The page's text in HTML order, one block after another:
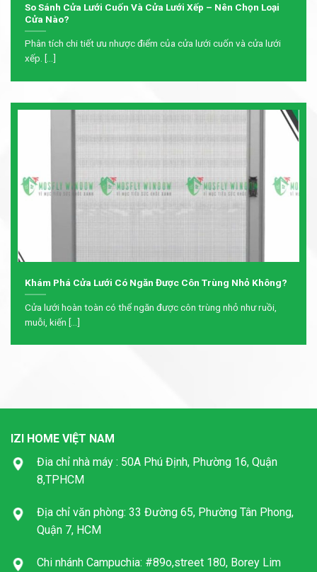
So Sánh Cửa Lưới Cuốn Và Cửa Lưới Xếp – Nên Chọn Loại
Cửa Nào?
Phân tích chi tiết ưu nhược điểm của cửa lưới cuốn và cửa lưới
xếp. [...]
Khám Phá Cửa Lưới Có Ngăn Được Côn Trùng Nhỏ Không?
Cửa lưới hoàn toàn có thể ngăn được côn trùng nhỏ như ruồi,
muỗi, kiến [...]
IZI HOME VIỆT NAM
Đia chỉ nhà máy : 50A Phú Định, Phường 16, Quận
8,TPHCM
Địa chỉ văn phòng: 33 Đường 65, Phường Tân Phong,
Quận 7, HCM
Chi nhánh Campuchia: #89o,street 180, Borey Lim